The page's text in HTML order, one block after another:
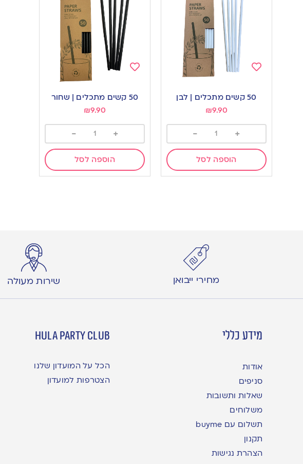
wishlist
50 קשים מתכלים | לבן
₪9.90
+
-
הוספה לסל
to
wishlist
50 קשים מתכלים | שחור
₪9.90
+
-
הוספה לסל
מחירי ייבואן שירות מעולה
מידע כללי
אודות
סניפים
שאלות ותשובות
משלוחים
תשלום עם buyme
תקנון
הצהרת נגישות
hula party club
הכל על המועדון שלנו
הצטרפות למועדון